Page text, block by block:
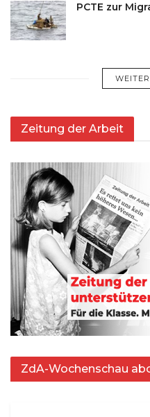
PCTE zur
Zeitung der Arbeit
ZdA-Wochenschau